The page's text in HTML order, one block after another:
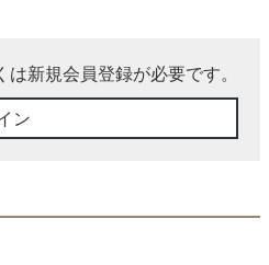
新規会員登録が必要です。
ン